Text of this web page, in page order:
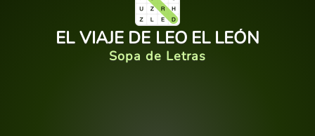
EL VIAJE DE LEO EL LEÓN
Sopa de Letras